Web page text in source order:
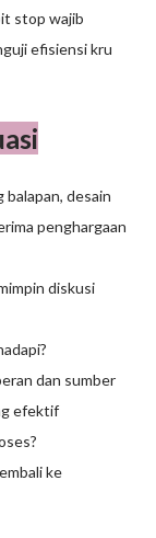
stop wajib
efisiensi kru
balapan, desain
penghargaan
diskusi
dan sumber
efektif
ke